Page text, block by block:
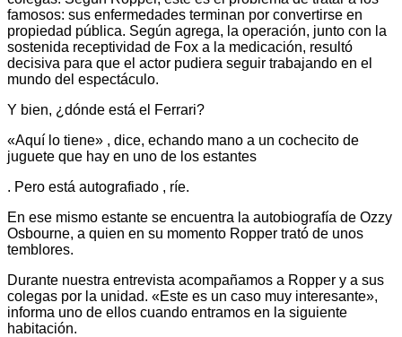
famosos: sus enfermedades terminan por convertirse en
propiedad pública. Según agrega, la operación, junto con la
sostenida receptividad de Fox a la medicación, resultó
decisiva para que el actor pudiera seguir trabajando en el
mundo del espectáculo.
Y bien, ¿dónde está el Ferrari?
«Aquí lo tiene» , dice, echando mano a un cochecito de
juguete que hay en uno de los estantes
. Pero está autografiado , ríe.
En ese mismo estante se encuentra la autobiografía de Ozzy
Osbourne, a quien en su momento Ropper trató de unos
temblores.
Durante nuestra entrevista acompañamos a Ropper y a sus
colegas por la unidad. «Este es un caso muy interesante»,
informa uno de ellos cuando entramos en la siguiente
habitación.